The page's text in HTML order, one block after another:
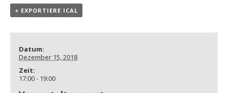
+ EXPORTIERE ICAL
Datum:
Dezember 15, 2018
Zeit:
17:00 - 19:00